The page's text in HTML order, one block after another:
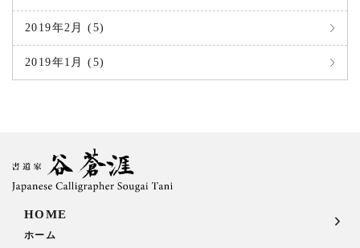
2019年2月 (5)
2019年1月 (5)
HOME
ホーム